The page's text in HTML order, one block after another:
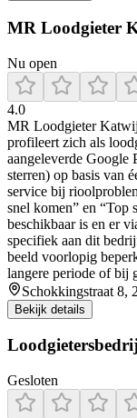
MR Loodgieter
Nu open
4.0
MR Loodgieter
profileert zich als
aangeleverde Google
sterren) op basis van
service bij
snel komen” en “Top
beschikbaar is en er
specifiek aan dit
beeld voorlopig
langere periode of bij
Schokkingstraat 8,
Bekijk details
Gesloten